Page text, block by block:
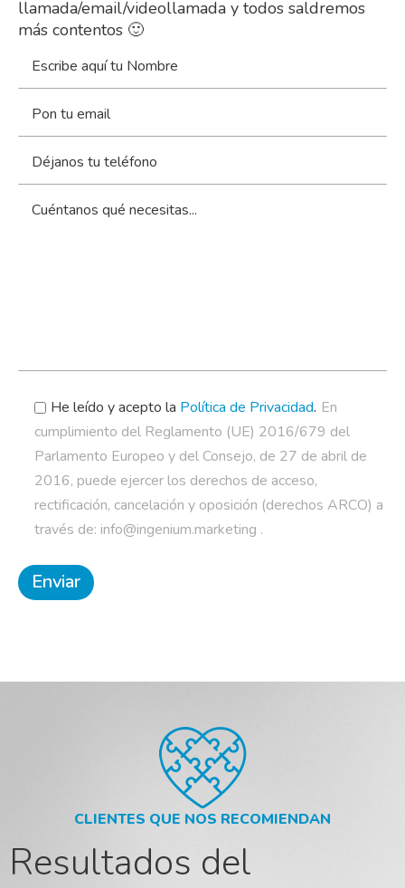
llamada/email/videollamada y todos saldremos
más contentos 🙂
He leído y acepto la Política de Privacidad. En
cumplimiento del Reglamento (UE) 2016/679 del
Parlamento Europeo y del Consejo, de 27 de abril de
2016, puede ejercer los derechos de acceso,
rectificación, cancelación y oposición (derechos ARCO) a
través de: info@ingenium.marketing .
CLIENTES QUE NOS RECOMIENDAN
Resultados del